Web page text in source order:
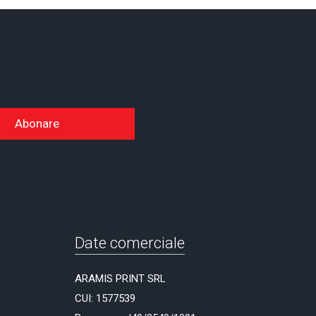
Abonare
Date comerciale
ARAMIS PRINT SRL
CUI: 1577539